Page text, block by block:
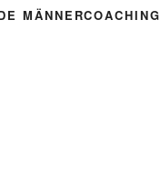
MÄNNERCOACHING​